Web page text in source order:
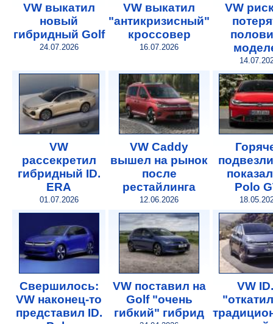
VW выкатил
новый
гибридный Golf
24.07.2026
VW выкатил
"антикризисный"
кроссовер
16.07.2026
VW
VW
рассекретил
гибридный ID.
ERA
01.07.2026
VW Caddy
вышел на рынок
после
рестайлинга
12.06.2026
Polo
Свершилось:
VW наконец-то
представил ID.
VW поставил на
Golf "очень
гибкий" гибрид
VW